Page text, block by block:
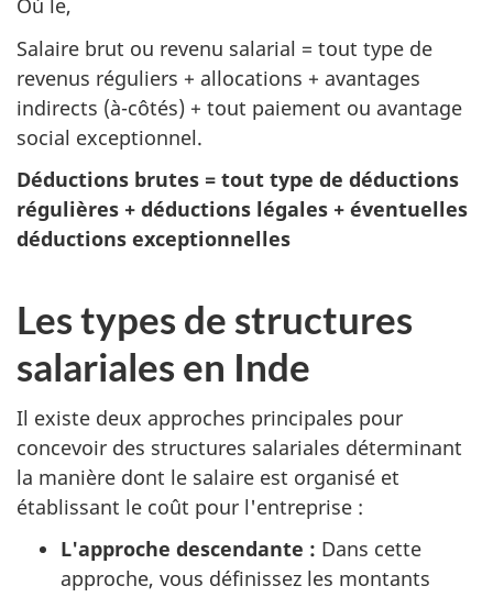
Où le,
Salaire brut ou revenu salarial = tout type de
revenus réguliers + allocations + avantages
indirects (à-côtés) + tout paiement ou avantage
social exceptionnel.
Déductions brutes = tout type de déductions
régulières + déductions légales + éventuelles
déductions exceptionnelles
Les types de structures
salariales en Inde
Il existe deux approches principales pour
concevoir des structures salariales déterminant
la manière dont le salaire est organisé et
établissant le coût pour l'entreprise :
L'approche descendante : Dans cette
approche, vous définissez les montants